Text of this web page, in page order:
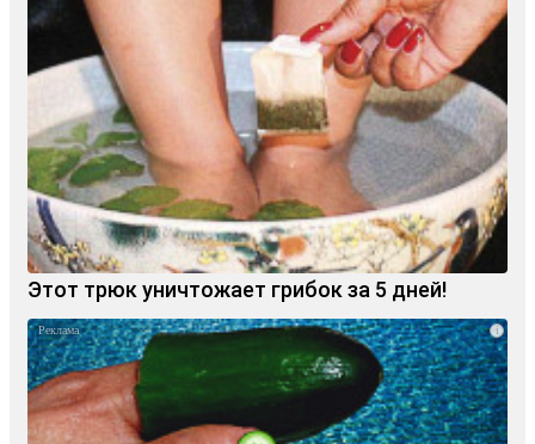
Этот трюк уничтожает грибок за 5 дней!
i